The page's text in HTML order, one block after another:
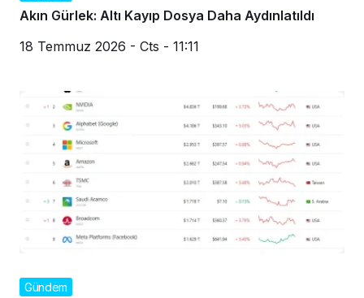
Akın Gürlek: Altı Kayıp Dosya Daha Aydınlatıldı
18 Temmuz 2026 - Cts - 11:11
Gündem